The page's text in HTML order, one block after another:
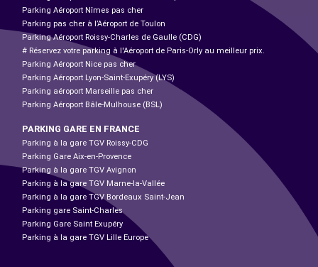
Parking Aéroport Nîmes pas cher
Parking pas cher à l’Aéroport de Toulon
Parking Aéroport Roissy-Charles de Gaulle (CDG)
# Réservez votre parking à l'Aéroport de Paris-Orly au meilleur prix.
Parking Aéroport Nice pas cher
Parking Aéroport Lyon-Saint-Exupéry (LYS)
Parking aéroport Marseille pas cher
Parking Aéroport Bâle-Mulhouse (BSL)
PARKING GARE EN FRANCE
Parking à la gare TGV Roissy-CDG
Parking Gare Aix-en-Provence
Parking à la gare TGV Avignon
Parking à la gare TGV Marne-la-Vallée
Parking à la gare TGV Bordeaux Saint-Jean
Parking gare Saint-Charles
Parking Gare Saint Exupéry
Parking à la gare TGV Lille Europe